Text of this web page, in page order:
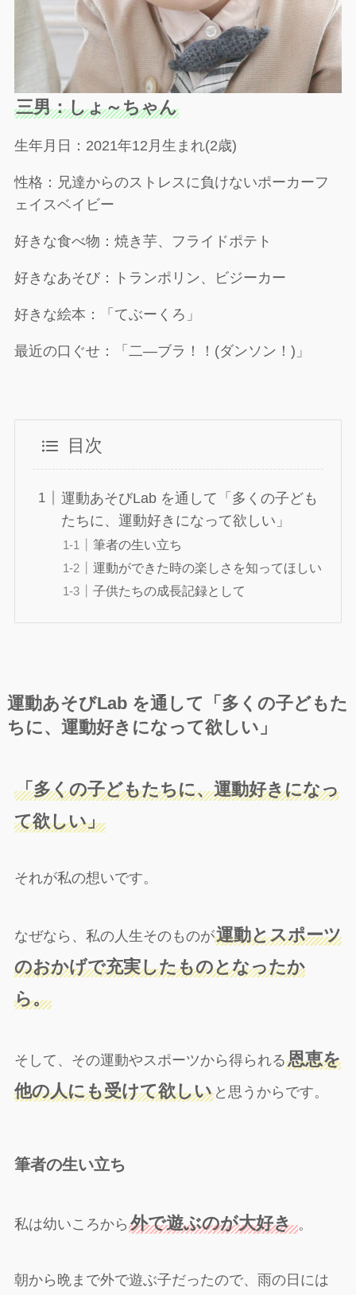
三男：しょ～ちゃん
生年月日：2021年12月生まれ(2歳)
性格：兄達からのストレスに負けないポーカーフ
ェイスベイビー
好きな食べ物：焼き芋、フライドポテト
好きなあそび：トランポリン、ビジーカー
好きな絵本：「てぶーくろ」
最近の口ぐせ：「二―ブラ！！(ダンソン！)」
目次
運動あそびLab を通して「多くの子ども
たちに、運動好きになって欲しい」
筆者の生い立ち
運動ができた時の楽しさを知ってほしい
子供たちの成長記録として
運動あそびLab を通して「多くの子どもた
ちに、運動好きになって欲しい」
「多くの子どもたちに、運動好きになっ
て欲しい」
それが私の想いです。
なぜなら、私の人生そのものが運動とスポーツ
のおかげで充実したものとなったか
ら。
そして、その運動やスポーツから得られる恩恵を
他の人にも受けて欲しいと思うからです。
筆者の生い立ち
私は幼いころから 外で遊ぶのが大好き。
朝から晩まで外で遊ぶ子だったので、雨の日には